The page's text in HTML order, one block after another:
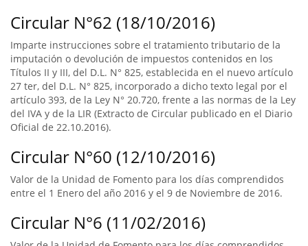
Circular N°62 (18/10/2016)
Imparte instrucciones sobre el tratamiento tributario de la
imputación o devolución de impuestos contenidos en los
Títulos II y III, del D.L. N° 825, establecida en el nuevo artículo
27 ter, del D.L. N° 825, incorporado a dicho texto legal por el
artículo 393, de la Ley N° 20.720, frente a las normas de la Ley
del IVA y de la LIR (Extracto de Circular publicado en el Diario
Oficial de 22.10.2016).
Circular N°60 (12/10/2016)
Valor de la Unidad de Fomento para los días comprendidos
entre el 1 Enero del año 2016 y el 9 de Noviembre de 2016.
Circular N°6 (11/02/2016)